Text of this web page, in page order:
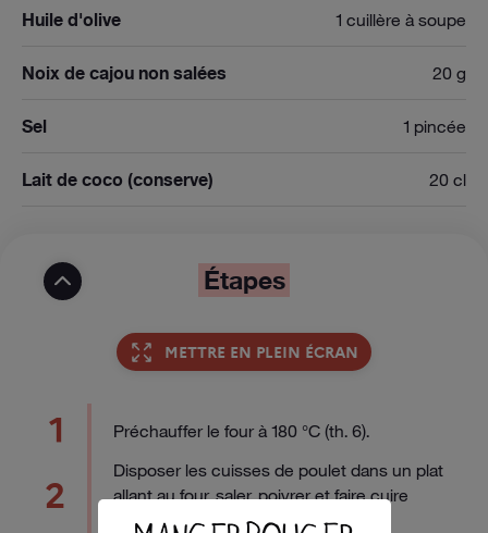
Huile d'olive 1 cuillère à soupe
Noix de cajou non salées 20 g
Sel 1 pincée
Lait de coco (conserve) 20 cl
Étapes
METTRE EN PLEIN ÉCRAN
1 Préchauffer le four à 180 °C (th. 6).
2
Disposer les cuisses de poulet dans un plat
allant au four, saler, poivrer et faire cuire
environ 20 min.